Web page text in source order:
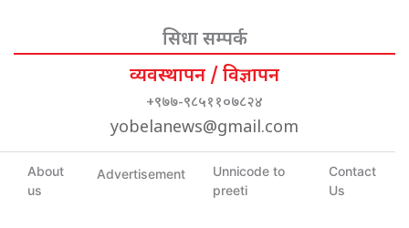
सिधा सम्पर्क
व्यवस्थापन / विज्ञापन
+९७७-९८५११०७८२४
yobelanews@gmail.com
About
us
Advertisement
Unnicode to
preeti
Contact
Us